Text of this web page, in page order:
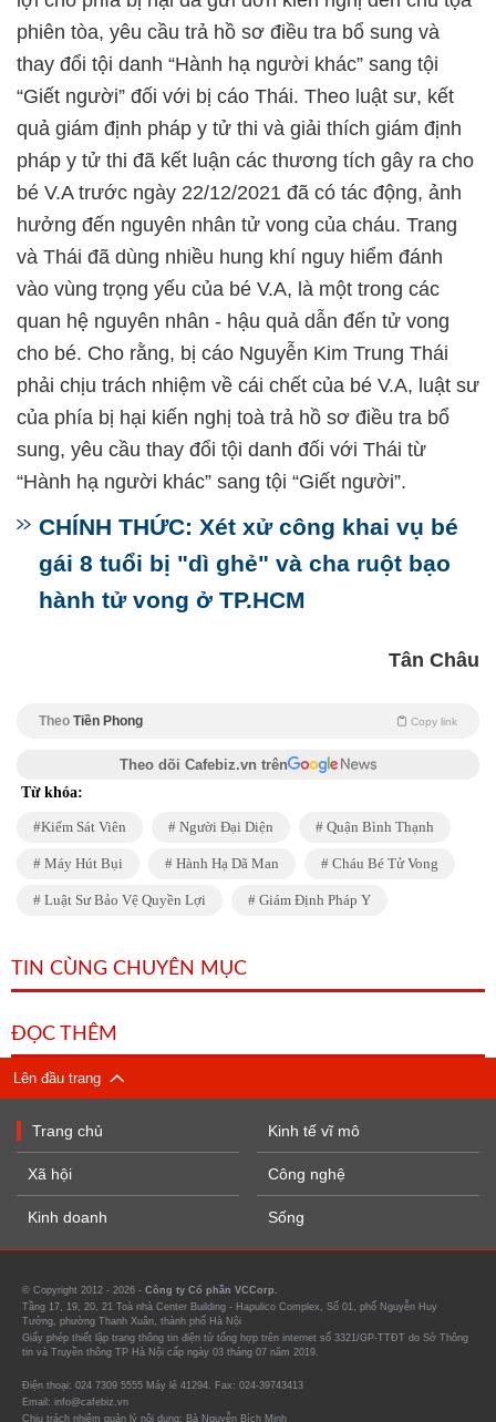
phiên tòa, yêu cầu trả hồ sơ điều tra bổ sung và
thay đổi tội danh “Hành hạ người khác” sang tội
“Giết người” đối với bị cáo Thái. Theo luật sư, kết
quả giám định pháp y tử thi và giải thích giám định
pháp y tử thi đã kết luận các thương tích gây ra cho
bé V.A trước ngày 22/12/2021 đã có tác động, ảnh
hưởng đến nguyên nhân tử vong của cháu. Trang
và Thái đã dùng nhiều hung khí nguy hiểm đánh
vào vùng trọng yếu của bé V.A, là một trong các
quan hệ nguyên nhân - hậu quả dẫn đến tử vong
cho bé. Cho rằng, bị cáo Nguyễn Kim Trung Thái
phải chịu trách nhiệm về cái chết của bé V.A, luật sư
của phía bị hại kiến nghị toà trả hồ sơ điều tra bổ
sung, yêu cầu thay đổi tội danh đối với Thái từ
“Hành hạ người khác” sang tội “Giết người”.
CHÍNH THỨC: Xét xử công khai vụ bé
gái 8 tuổi bị "dì ghẻ" và cha ruột bạo
hành tử vong ở TP.HCM
Tân Châu
Theo Tiền Phong Copy link
Theo dõi Cafebiz.vn trên
Từ khóa:
Kiểm Sát Viên Người Đại Diện Quận Bình Thạnh
Máy Hút Bụi Hành Hạ Dã Man Cháu Bé Tử Vong
Luật Sư Bảo Vệ Quyền Lợi Giám Định Pháp Y
TIN CÙNG CHUYÊN MỤC
ĐỌC THÊM
Lên đầu trang
Trang chủ
Xã hội
Kinh doanh
Kinh tế vĩ mô
Công nghệ
Sống
© Copyright 2012 - 2026 - Công ty Cổ phần VCCorp.
Tầng 17, 19, 20, 21 Toà nhà Center Building - Hapulico Complex, Số 01, phố Nguyễn Huy
Tưởng, phường Thanh Xuân, thành phố Hà Nội
Giấy phép thiết lập trang thông tin điện tử tổng hợp trên internet số 3321/GP-TTĐT do Sở Thông
tin và Truyền thông TP Hà Nội cấp ngày 03 tháng 07 năm 2019.
Điện thoại: 024 7309 5555 Máy lẻ 41294. Fax: 024-39743413
Email: info@cafebiz.vn
Chịu trách nhiệm quản lý nội dung: Bà Nguyễn Bích Minh